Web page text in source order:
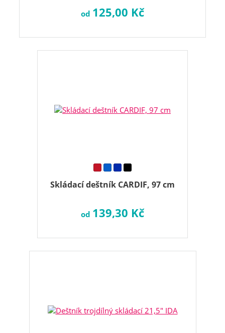
od 125,00 Kč
Skládací deštník CARDIF, 97 cm
od 139,30 Kč